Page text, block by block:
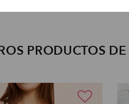
PRODUCTOS